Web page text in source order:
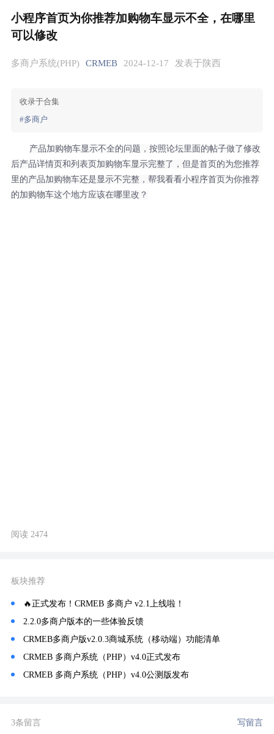
小程序首页为你推荐加购物车显示不全，在哪里
可以修改
多商户系统(PHP) CRMEB 2024-12-17 发表于陕西
收录于合集
#多商户
产品加购物车显示不全的问题，按照论坛里面的帖子做了修改
后产品详情页和列表页加购物车显示完整了，但是首页的为您推荐
里的产品加购物车还是显示不完整，帮我看看小程序首页为你推荐
的加购物车这个地方应该在哪里改？
阅读 2474
板块推荐
🔥正式发布！CRMEB 多商户 v2.1上线啦！
2.2.0多商户版本的一些体验反馈
CRMEB多商户版v2.0.3商城系统（移动端）功能清单
CRMEB 多商户系统（PHP）v4.0正式发布
CRMEB 多商户系统（PHP）v4.0公测版发布
3条留言 写留言